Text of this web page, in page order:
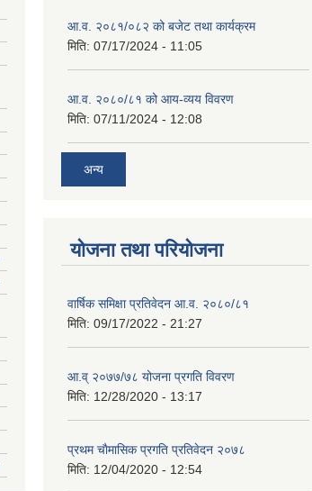
आ.व. २०८१/०८२ को बजेट तथा कार्यक्रम
मिति: 07/17/2024 - 11:05
आ.व. २०८०/८१ को आय-व्यय विवरण
मिति: 07/11/2024 - 12:08
अन्य
योजना तथा परियोजना
वार्षिक समिक्षा प्रतिवेदन आ.व. २०८०/८१
मिति: 09/17/2022 - 21:27
आ.व् २०७७/७८ योजना प्रगति विवरण
मिति: 12/28/2020 - 13:17
प्रथम चाैमासिक प्रगति प्रतिवेदन २०७८
मिति: 12/04/2020 - 12:54